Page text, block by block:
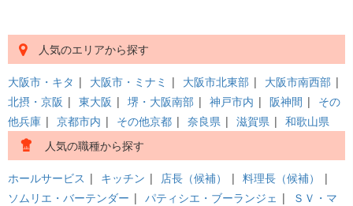
人気のエリアから探す
大阪市・キタ | 大阪市・ミナミ | 大阪市北東部 | 大阪市南西部 |
北摂・京阪 | 東大阪 | 堺・大阪南部 | 神戸市内 | 阪神間 | その
他兵庫 | 京都市内 | その他京都 | 奈良県 | 滋賀県 | 和歌山県
人気の職種から探す
ホールサービス | キッチン | 店長（候補） | 料理長（候補）
|
ソムリエ・バーテンダー | パティシエ・ブーランジェ |
ＳＶ・マ